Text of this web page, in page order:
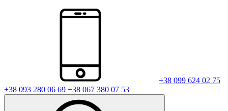
+38 099 624 02 75
+38 093 280 06 69 +38 067 380 07 53